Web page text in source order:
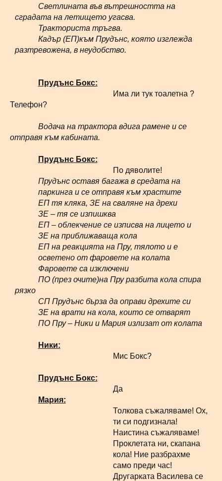
Светлината във вътрешността на
сградата на летището угасва.
Тракториста тръгва.
Кадър (ЕП)към Прудънс, която изглежда
разтревожена, в неудобство.
Прудънс Бокс:
Има ли тук тоалетна ?
Телефон?
Водача на трактора вдига рамене и се
отправя към кабината.
Прудънс Бокс:
По дяволите!
Прудънс оставя багажа в средата на
паркинга и се отправя към храстите
ЕП тя кляка, ЗЕ на сваляне на дрехи
ЗЕ – тя се изпишква
ЕП – облекчение се изписва на лицето и
ЗЕ на приближаваща кола
ЕП на реакцията на Пру, тялото и е
осветено от фаровете на колата
Фаровете са изключени
ПО (през очите)на Пру разбита кола спира
рязко
СП Прудънс бърза да оправи дрехите си
ЗЕ на врати на кола, които се отварят
ПО Пру – Ники и Мария излизат от колата
Ники:
Мис Бокс?
Прудънс Бокс:
Да
Мария:
Толкова съжаляваме! Ох,
ти си подгизнала!
Наистина съжаляваме!
Проклетата ни, скапана
кола! Ние разбрахме
само преди час!
Другарката Василева се